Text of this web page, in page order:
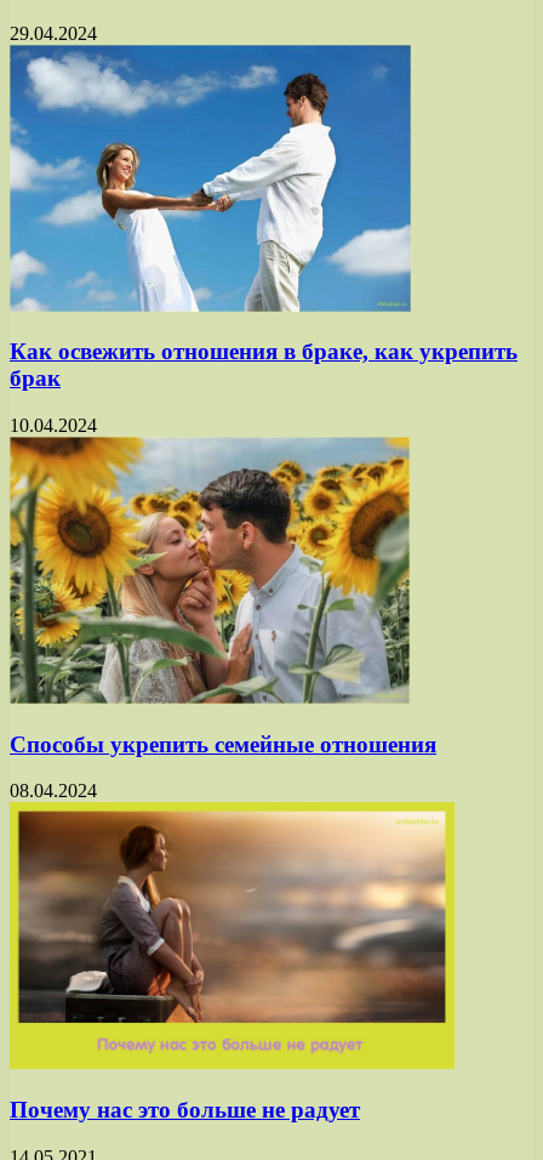
29.04.2024
Как освежить отношения в браке, как укрепить
брак
10.04.2024
Способы укрепить семейные отношения
08.04.2024
Почему нас это больше не радует